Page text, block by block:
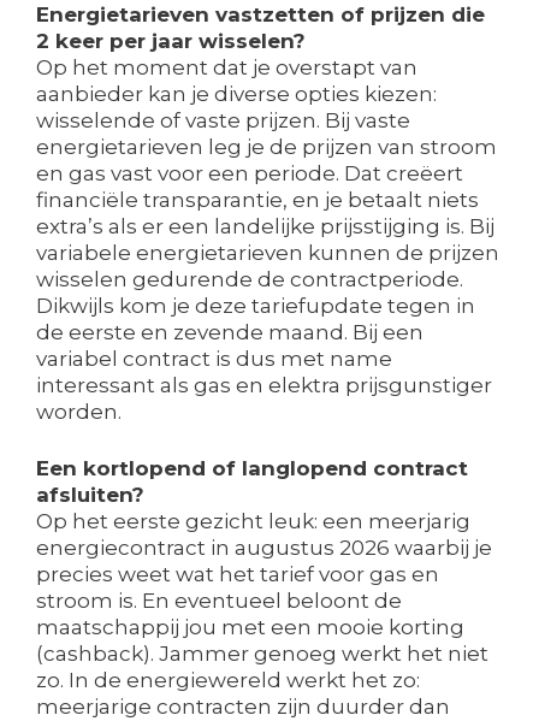
Energietarieven vastzetten of prijzen die
2 keer per jaar wisselen?
Op het moment dat je overstapt van
aanbieder kan je diverse opties kiezen:
wisselende of vaste prijzen. Bij vaste
energietarieven leg je de prijzen van stroom
en gas vast voor een periode. Dat creëert
financiële transparantie, en je betaalt niets
extra’s als er een landelijke prijsstijging is. Bij
variabele energietarieven kunnen de prijzen
wisselen gedurende de contractperiode.
Dikwijls kom je deze tariefupdate tegen in
de eerste en zevende maand. Bij een
variabel contract is dus met name
interessant als gas en elektra prijsgunstiger
worden.
Een kortlopend of langlopend contract
afsluiten?
Op het eerste gezicht leuk: een meerjarig
energiecontract in augustus 2026 waarbij je
precies weet wat het tarief voor gas en
stroom is. En eventueel beloont de
maatschappij jou met een mooie korting
(cashback). Jammer genoeg werkt het niet
zo. In de energiewereld werkt het zo:
meerjarige contracten zijn duurder dan